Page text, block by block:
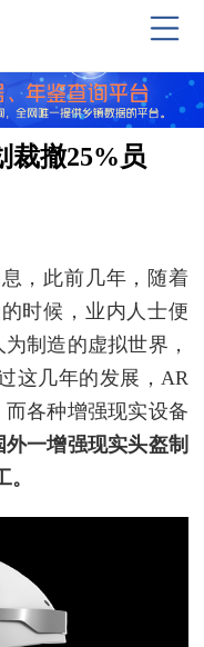
裁撤25%员
，此前几年，随着
时候，业内人士便
制造的虚拟世界，
这几年的发展，AR
各种增强现实设备
一增强现实头盔制